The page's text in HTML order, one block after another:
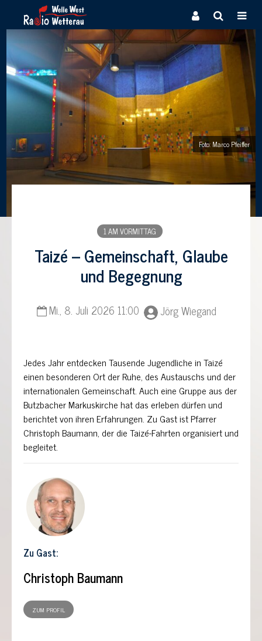
Foto: Marco Pfeiffer
1 AM VORMITTAG
Taizé – Gemeinschaft, Glaube
und Begegnung
Mi., 8. Juli 2026 11:00 Jörg Wiegand
Jedes Jahr entdecken Tausende Jugendliche in Taizé
einen besonderen Ort der Ruhe, des Austauschs und der
internationalen Gemeinschaft. Auch eine Gruppe aus der
Butzbacher Markuskirche hat das erleben dürfen und
berichtet von ihren Erfahrungen. Zu Gast ist Pfarrer
Christoph Baumann, der die Taizé-Fahrten organisiert und
begleitet.
Zu Gast:
Christoph Baumann
ZUM PROFIL